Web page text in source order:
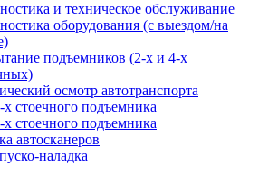
и техническое обслуживание
оборудования (с выездом/на
подъемников (2-х и 4-х
осмотр автотранспорта
стоечного подъемника
стоечного подъемника
автосканеров
наладка